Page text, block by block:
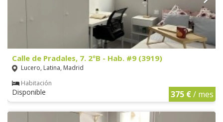
Calle de Pradales, 7. 2ºB - Hab. #9 (3919)
Lucero, Latina, Madrid
Habitación
Disponible 375 €/ mes